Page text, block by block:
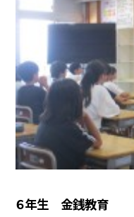
６年生 金銭教育